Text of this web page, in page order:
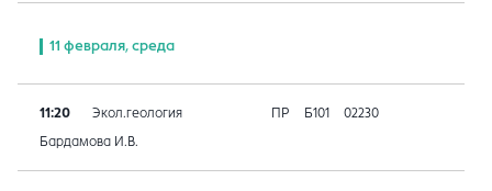
11 февраля, среда
11:20 Экол.геология ПР Б101 02230
Бардамова И.В.